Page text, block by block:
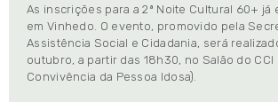
As inscrições para a 2ª Noite Cultural 60+ já
em Vinhedo. O evento, promovido pela
Assistência Social e Cidadania, será
outubro, a partir das 18h30, no Salão do CCI
Convivência da Pessoa Idosa).